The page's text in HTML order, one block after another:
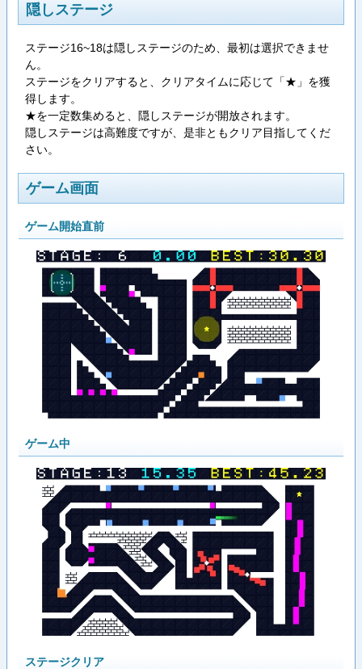
隠しステージ
ステージ16~18は隠しステージのため、最初は選択できませ
ん。
ステージをクリアすると、クリアタイムに応じて「★」を獲
得します。
★を一定数集めると、隠しステージが開放されます。
隠しステージは高難度ですが、是非ともクリア目指してくだ
さい。
ゲーム画面
ゲーム開始直前
ゲーム中
ステージクリア